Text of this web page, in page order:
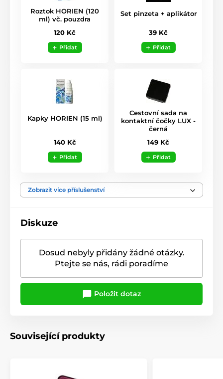
Roztok HORIEN (120
ml) vč. pouzdra
120 Kč
Přidat
Set pinzeta + aplikátor
39 Kč
Přidat
Kapky HORIEN (15 ml)
140 Kč
Přidat
Cestovní sada na
kontaktní čočky LUX -
černá
149 Kč
Přidat
Zobrazit více příslušenství
Diskuze
Dosud nebyly přidány žádné otázky.
Ptejte se nás, rádi poradíme
Položit dotaz
Související produkty